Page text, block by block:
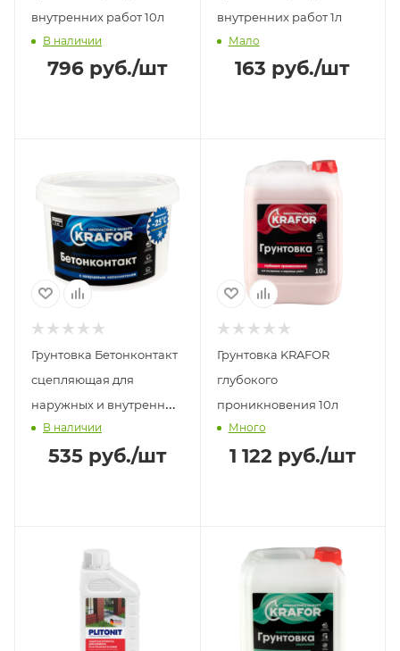
внутренних работ 10л
В наличии
796руб./шт
внутренних работ 1л
Мало
163 руб./шт
Грунтовка Бетонконтакт
сцепляющая для
наружных и внутренних
работ 3кг KRAFOR
В наличии
535руб./шт
Грунтовка KRAFOR
глубокого
проникновения 10л
Много
1 122 руб./шт